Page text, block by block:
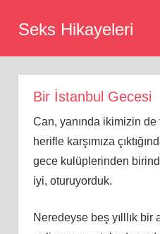
Seks Hikayeleri
Bir İstanbul Gecesi
Can, yanında ikimizin de
herifle karşımıza
gece kulüplerinden
iyi, oturuyorduk.
Neredeyse beş yılllık bir